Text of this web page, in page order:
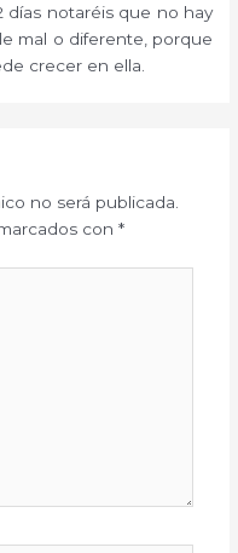
días notaréis que no hay
mal o diferente, porque
crecer en ella.
no será publicada.
con *